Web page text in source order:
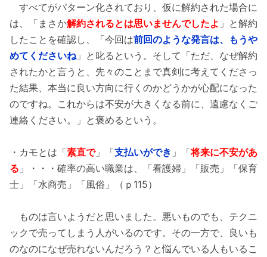
すべてがパターン化されており、仮に解約された場合に
は、「まさか解約されるとは思いませんでしたよ 」と解約
したことを確認し、「今回は前回のような発言は、もうや
めてくださいね 」と叱るという。そして「ただ、なぜ解約
されたかと言うと、先々のことまで真剣に考えてくださっ
た結果、本当に良い方向に行くのかどうかが心配になった
のですね。これからは不安が大きくなる前に、遠慮なくご
連絡ください。」と褒めるという。
・カモとは「素直で」「支払いができ 」「将来に不安があ
る 」・・・確率の高い職業は、「看護婦」「販売」「保育
士」「水商売」「風俗」（ｐ115）
ものは言いようだと思いました。悪いものでも、テクニ
ックで売ってしまう人がいるのです。その一方で、良いも
のなのになぜ売れないんだろう？と悩んでいる人もいるこ